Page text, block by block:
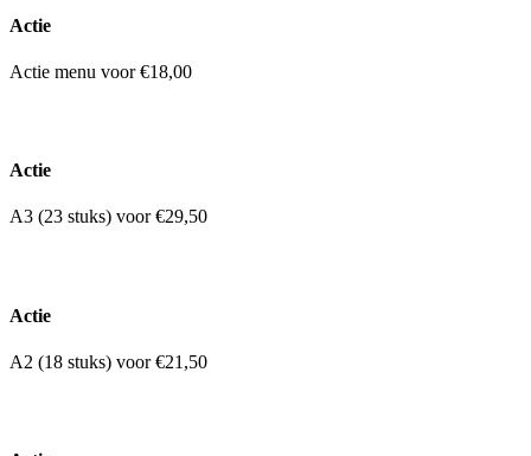
Actie
Actie menu voor €18,00
Actie
A3 (23 stuks) voor €29,50
Actie
A2 (18 stuks) voor €21,50